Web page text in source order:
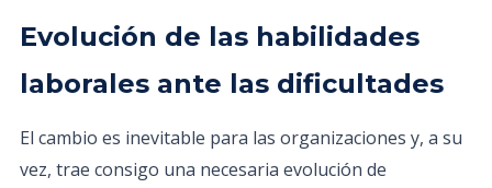
Evolución de las habilidades
laborales ante las dificultades
El cambio es inevitable para las organizaciones y, a su
vez, trae consigo una necesaria evolución de